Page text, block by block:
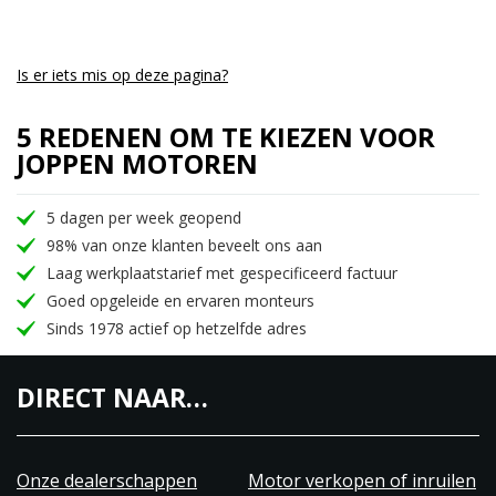
Topsnelheid van 240km/h
Sachs progressieve volledig instelbare
schokdemper
Hoogwaardige Brembo remmen met het nieuwste
ABS systeem. Rear Wheel Lift-up Mitigation en
bochten funtie
5.5inch TFT gekleurd scherm
Bluetooth verbinding
MV Ride App conectie
DNA.
Is er iets mis op deze pagina?
5 REDENEN OM TE KIEZEN VOOR
JOPPEN MOTOREN
5 dagen per week geopend
98% van onze klanten beveelt ons aan
Laag werkplaatstarief met gespecificeerd factuur
Goed opgeleide en ervaren monteurs
Sinds 1978 actief op hetzelfde adres
DIRECT NAAR…
Onze dealerschappen
Motor verkopen of inruilen